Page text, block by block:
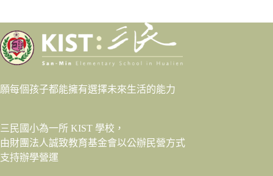
願每個孩子都能擁有選擇未來生活的能力
三民國小為一所 KIST 學校，
由財團法人誠致教育基金會以公辦民營方式
支持辦學營運